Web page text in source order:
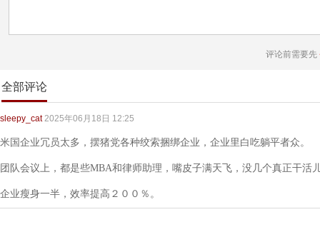
评论前需要先
全部评论
sleepy_cat 2025年06月18日 12:25
米国企业冗员太多，摆猪党各种绞索捆绑企业，企业里白吃躺平者众。
团队会议上，都是些MBA和律师助理，嘴皮子满天飞，没几个真正干活
企业瘦身一半，效率提高２００％。